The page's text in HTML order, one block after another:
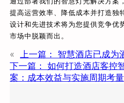
提高运营效率、降低成本并打造独
设计和先进技术将为您提供竞争优
市场中脱颖而出。
« 上一篇：
智慧酒店已成为
下一篇：
如何打造酒店客控
案：成本效益与实施周期考量